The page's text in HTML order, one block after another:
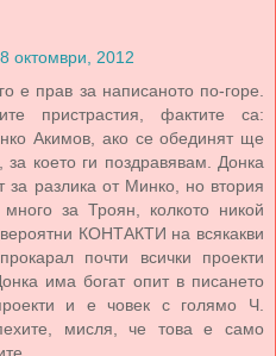
октомври, 2012
е прав за написаното по-горе.
пристрастия, фактите са:
Акимов, ако се обединят ще
за което ги поздравявам. Донка
за разлика от Минко, но втория
за Троян, колкото никой
КОНТАКТИ на всякакви
почти всички проекти
има богат опит в писането
и е човек с голямо Ч.
мисля, че това е само